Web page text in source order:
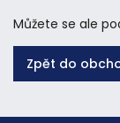
Můžete se ale
Zpět do